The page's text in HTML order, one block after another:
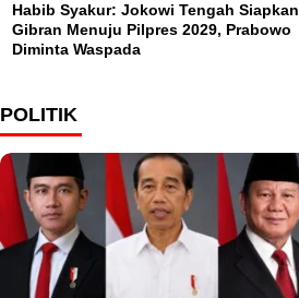
Habib Syakur: Jokowi Tengah Siapkan
Gibran Menuju Pilpres 2029, Prabowo
Diminta Waspada
POLITIK